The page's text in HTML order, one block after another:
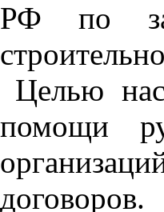
РФ по
Целью
помощи
договоров.